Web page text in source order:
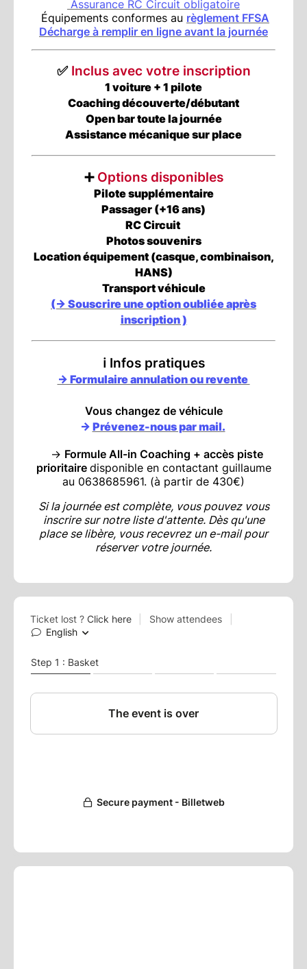
Assurance RC Circuit obligatoire
Équipements conformes au règlement FFSA
Décharge à remplir en ligne avant la journée
✅ Inclus avec votre inscription
1 voiture + 1 pilote
Coaching découverte/débutant
Open bar toute la journée
Assistance mécanique sur place
➕Options disponibles
Pilote supplémentaire
Passager (+16 ans)
RC Circuit
Photos souvenirs
Location équipement (casque, combinaison,
HANS)
Transport véhicule
(-> Souscrire une option oubliée après
inscription )
ℹ️Infos pratiques
-> Formulaire annulation ou revente
Vous changez de véhicule
-> Prévenez-nous par mail.
-> Formule All-in Coaching + accès piste
prioritaire disponible en contactant guillaume
au 0638685961. (à partir de 430€)
Si la journée est complète, vous pouvez vous
inscrire sur notre liste d'attente. Dès qu'une
place se libère, vous recevrez un e-mail pour
réserver votre journée.